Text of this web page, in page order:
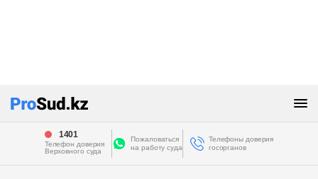
1401
Телефон доверия
Верховного суда
Пожаловаться
на работу суда
Телефоны доверия
госорганов